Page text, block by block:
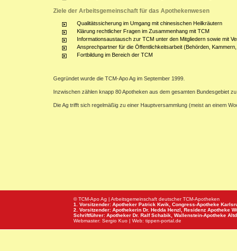
Ziele der Arbeitsgemeinschaft für das Apothekenwesen
Qualitätssicherung im Umgang mit chinesischen Heilkräutern
Klärung rechtlicher Fragen im Zusammenhang mit TCM
Informationsaustausch zur TCM unter den Mitgliedern sowie mit
Ansprechpartner für die Öffentlichkeitsarbeit (Behörden,
Fortbildung im Bereich der TCM
Gegründet wurde die TCM-Apo Ag im September 1999.
Inzwischen zählen knapp 80 Apotheken aus dem gesamten Bundesgebiet
Die Ag trifft sich regelmäßig zu einer Hauptversammlung (meist an einem
© TCM-Apo Ag | Arbeitsgemeinschaft deutscher TCM-Apotheken
1. Vorsitzender: Apotheker Patrick Kwik, Congress-Apotheke
2. Vorsitzender: Apothekerin Dr. Hedda Henzl, Residenz Apotheke
Schriftführer: Apotheker Dr. Ralf Schabik, Wallenstein-Apotheke
Webmaster: Sergio Kuo | Web: tippen-portal.de